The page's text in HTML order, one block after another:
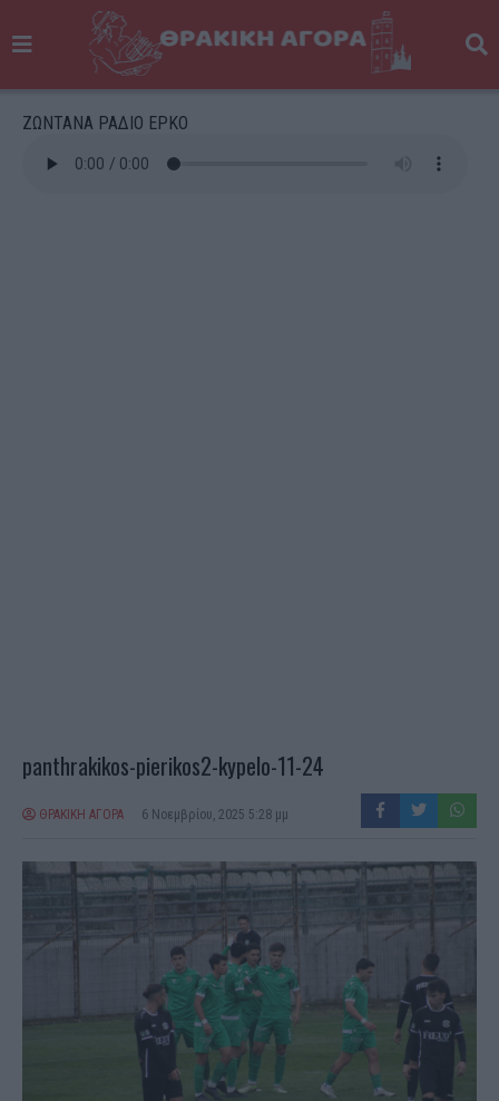
ΖΩΝΤΑΝΑ ΡΑΔΙΟ ΕΡΚΟ
panthrakikos-pierikos2-kypelo-11-24
ΘΡΑΚΙΚΗ ΑΓΟΡΑ 6 Νοεμβρίου, 2025 5:28 μμ